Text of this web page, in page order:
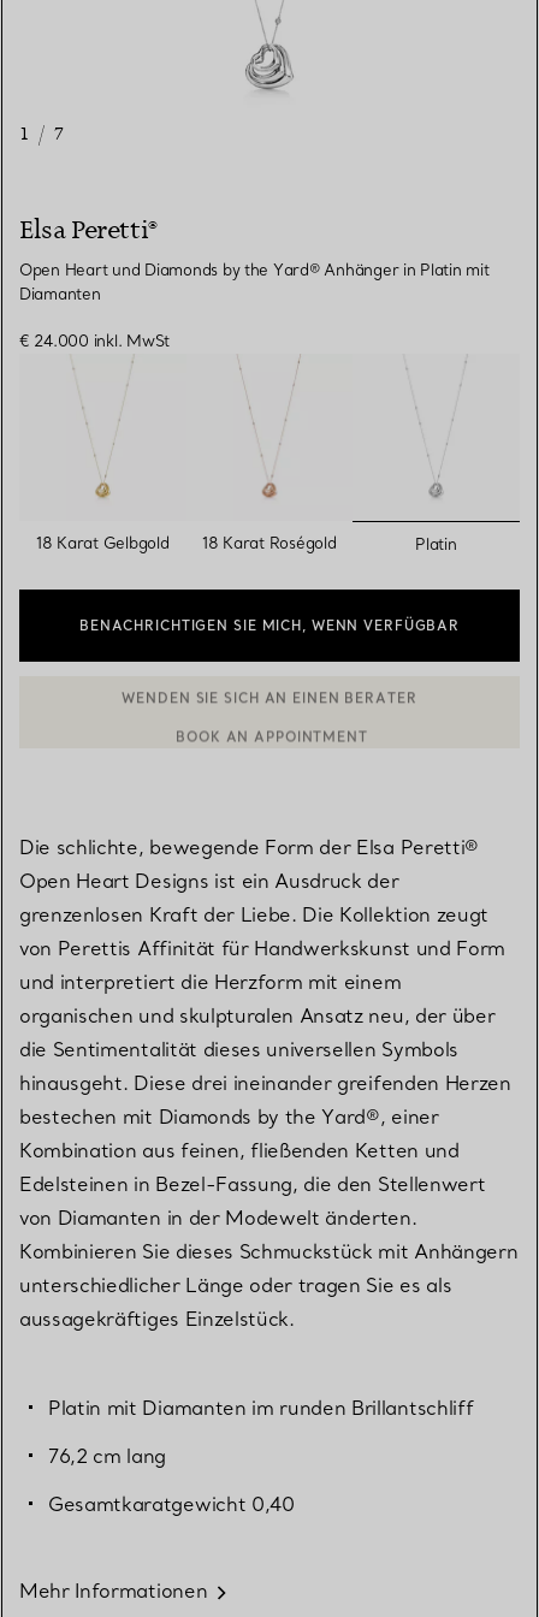
1 / 7
Elsa Peretti®
Open Heart und Diamonds by the Yard® Anhänger in Platin mit
Diamanten
€ 24.000 inkl. MwSt
18 Karat Gelbgold 18 Karat Roségold Platin
BENACHRICHTIGEN SIE MICH, WENN VERFÜGBAR
Die schlichte, bewegende Form der Elsa Peretti®
Open Heart Designs ist ein Ausdruck der
grenzenlosen Kraft der Liebe. Die Kollektion zeugt
von Perettis Affinität für Handwerkskunst und Form
und interpretiert die Herzform mit einem
organischen und skulpturalen Ansatz neu, der über
die Sentimentalität dieses universellen Symbols
hinausgeht. Diese drei ineinander greifenden Herzen
bestechen mit Diamonds by the Yard®, einer
Kombination aus feinen, fließenden Ketten und
Edelsteinen in Bezel-Fassung, die den Stellenwert
von Diamanten in der Modewelt änderten.
Kombinieren Sie dieses Schmuckstück mit Anhängern
unterschiedlicher Länge oder tragen Sie es als
aussagekräftiges Einzelstück.
Platin mit Diamanten im runden Brillantschliff
76,2 cm lang
Gesamtkaratgewicht 0,40
Mehr Informationen